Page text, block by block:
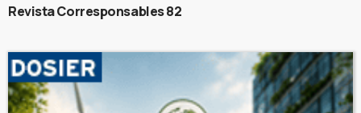
Revista Corresponsables 82